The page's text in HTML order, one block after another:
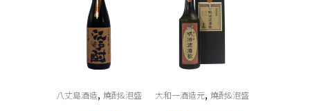
八丈島酒造,燒酎&泡盛 大和一酒造元,燒酎&泡盛